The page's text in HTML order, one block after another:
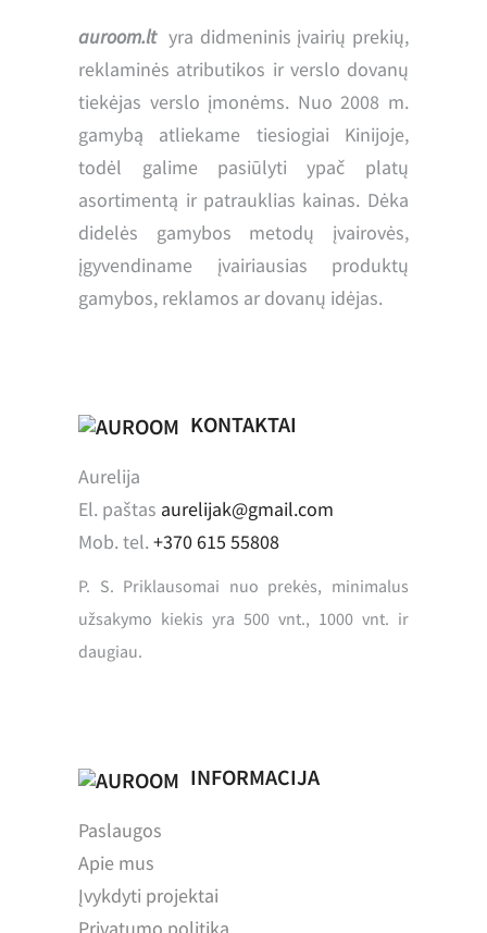
auroom.ltyra didmeninis įvairių prekių,
reklaminės atributikos ir verslo dovanų
tiekėjas verslo įmonėms. Nuo 2008 m.
gamybą atliekame tiesiogiai Kinijoje,
todėl galime pasiūlyti ypač platų
asortimentą ir patrauklias kainas. Dėka
didelės gamybos metodų įvairovės,
įgyvendiname įvairiausias produktų
gamybos, reklamos ar dovanų idėjas.
KONTAKTAI
Aurelija
El. paštas aurelijak@gmail.com
Mob. tel.+370 615 55808
P. S. Priklausomai nuo prekės, minimalus
užsakymo kiekis yra 500 vnt., 1000 vnt. ir
daugiau.
INFORMACIJA
Paslaugos
Apie mus
Įvykdyti projektai
Privatumo politika